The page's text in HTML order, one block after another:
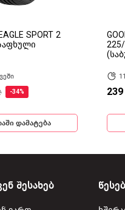
SPORT 2
-34%
დამატება
შესახებ